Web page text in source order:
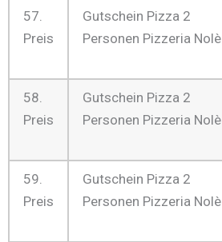
57.
Preis
Gutschein Pizza 2
Personen Pizzeria Nolè
58.
Preis
Gutschein Pizza 2
Personen Pizzeria Nolè
59.
Preis
Gutschein Pizza 2
Personen Pizzeria Nolè